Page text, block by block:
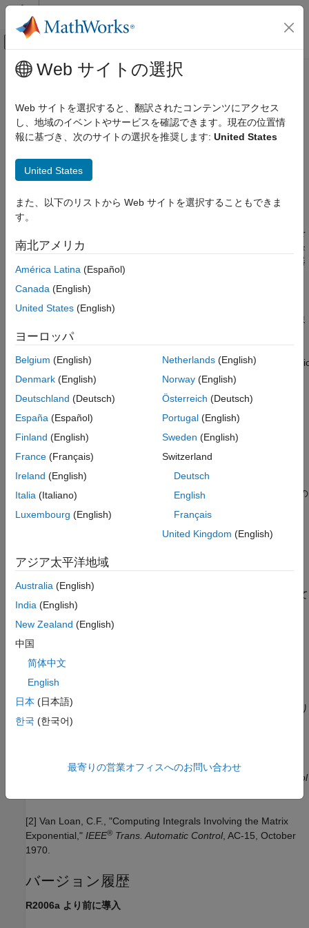
コンテンツへスキップ
オフキャンバス ナビゲーション メ
ドキュメンテーションのホーム
Control System Toolbox
制御システムの設計と調整
状態の推定
kalmd
項目一覧
説明
制限
参考文献
バージョン履歴
メインコンテンツ
kalmd
連続プラント用の離散のカルマン推定器の設計
[kest,L,P,M,Z] = kalmd(sys,Qn,Rn,Ts)
説明
で設計した連続時間推定器と類似の応答特性を
もつ離散時間カルマン推定器を設計します。このコマンドは、条
件を満たす連続推定器を設計した後でデジタル実装の離散推定器
を得る場合に便利です。
[kest,L,P,M,Z] = kalmd(sys,Qn,Rn,Ts)
を作成しま
す。
x˙=Ax +Bu+Gw( v=Cx+Du+v(measurement
は、以下を満たすプロセス ノイズ
列をもちます。
E(w)= Qn,E(vv T)=Rn,E(w
推定器 kest は次のように導き出されます。連続プラント
最初にサンプル時間
をもつゼロ次ホールドを用いて離散化さ
れ (c2dを参照)、連続ノイズ共分散行列Q
がその離散系の
GTeAT τdτRd=Rn /Ts
積分は、[2]の行列指数式を使用して計算されます。次に離散時
間推定器が、離散化されたプラントおよびノイズ用に設計されま
す。離散時間カルマン推定の詳細については、
を参照して
ください。
kalmd
制限
離散化された問題のデータは、
の要件を満たす必要があり
ます。
Digital Control
[2] Van Loan, C.F., "Computing Integrals Involving the Matrix
Exponential," IEEE® Trans. Automatic Control, AC-15, October
1970.
バージョン履歴
R2006a より前に導入
Web サイトの選択
Web サイトを選択すると、翻訳されたコンテンツにアクセス
し、地域のイベントやサービスを確認できます。現在の位置情
報に基づき、次のサイトの選択を推奨します: United States
United States
また、以下のリストから Web サイトを選択することもできま
す。
南北アメリカ
América Latina (Español)
Canada (English)
United States (English)
ヨーロッパ
Belgium (English)
Denmark (English)
Deutschland (Deutsch)
España (Español)
Finland (English)
France (Français)
Ireland (English)
Italia (Italiano)
Luxembourg (English)
Netherlands(English)
Norway(English)
Österreich (Deutsch)
Portugal(English)
Sweden (English)
Switzerland
Deutsch
English
Français
United Kingdom (English)
アジア太平洋地域
Australia (English)
India (English)
New Zealand (English)
中国
简体中文
English
日本 (日本語)
한국 (한국어)
最寄りの営業オフィスへのお問い合わせ